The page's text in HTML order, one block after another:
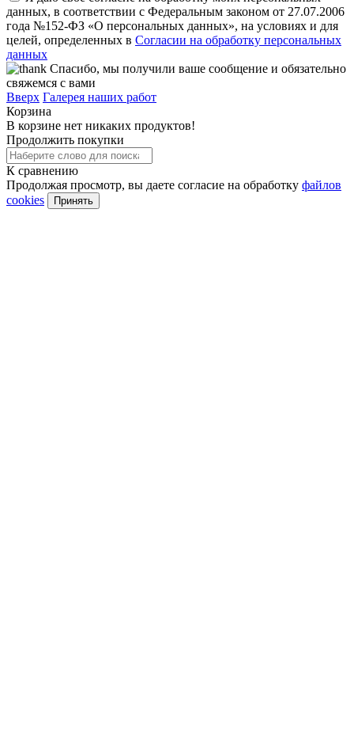
данных, в соответствии с Федеральным законом от 27.07.2006
года №152-ФЗ «О персональных данных», на условиях и для
целей, определенных в Согласии на обработку персональных
данных
Спасибо, мы получили ваше сообщение и обязательно
свяжемся с вами
Вверх Галерея наших работ
Корзина
В корзине нет никаких продуктов!
Продолжить покупки
К сравнению
Продолжая просмотр, вы даете согласие на обработку файлов
cookies
Принять